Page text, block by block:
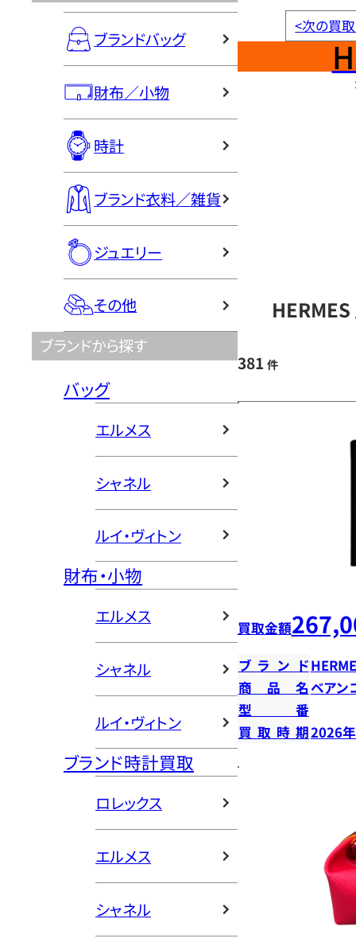
ブランドバッグ
財布／小物
時計
ブランド衣料／雑貨
ジュエリー
その他
ブランドから探す
バッグ
エルメス
シャネル
ルイ・ヴィトン
財布・小物
エルメス
シャネル
ルイ・ヴィトン
ブランド時計買取
ロレックス
エルメス
シャネル
<次の買
381 件
買取金額
ブランド
商品名ベアン
型番
買取時期2026